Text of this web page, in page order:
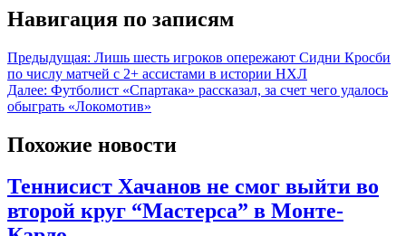
Навигация по записям
Предыдущая: Лишь шесть игроков опережают Сидни Кросби
по числу матчей с 2+ ассистами в истории НХЛ
Далее: Футболист «Спартака» рассказал, за счет чего удалось
обыграть «Локомотив»
Похожие новости
Теннисист Хачанов не смог выйти во
второй круг “Мастерса” в Монте-